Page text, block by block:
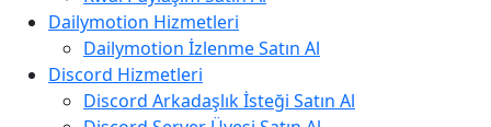
Dailymotion Hizmetleri
Dailymotion İzlenme Satın Al
Discord Hizmetleri
Discord Arkadaşlık İsteği Satın Al